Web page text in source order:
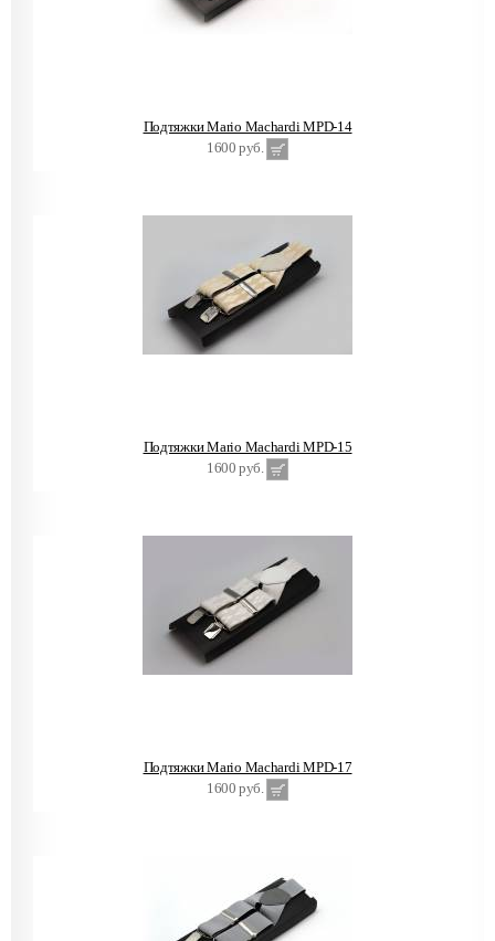
Подтяжки Mario Machardi MPD-14
1600 руб.
Подтяжки Mario Machardi MPD-15
1600 руб.
Подтяжки Mario Machardi MPD-17
1600 руб.